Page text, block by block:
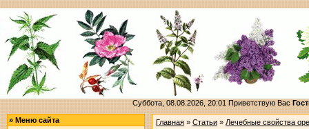
Суббота, 08.08.2026, 20:01Приветствую Вас
» Меню сайта
Главная» Статьи» Лечебные свойства